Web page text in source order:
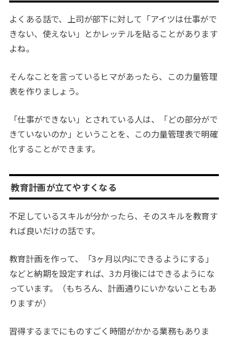
よくある話で、上司が部下に対して「アイツは仕事がで
きない、使えない」とかレッテルを貼ることがあります
よね。
そんなことを言っているヒマがあったら、この力量管理
表を作りましょう。
「仕事ができない」とされている人は、「どの部分がで
きていないのか」ということを、この力量管理表で明確
化することができます。
教育計画が立てやすくなる
不足しているスキルが分かったら、そのスキルを教育す
れば良いだけの話です。
教育計画を作って、「3ヶ月以内にできるようにする」
などと納期を設定すれば、3カ月後にはできるようにな
っています。（もちろん、計画通りにいかないこともあ
りますが）
習得するまでにものすごく時間がかかる業務もありま